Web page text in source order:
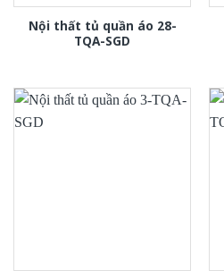
Nội thất tủ quần áo 28-
TQA-SGD